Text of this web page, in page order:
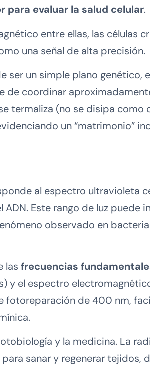
para evaluar la salud celular.
entre ellas, las células
una señal de alta precisión.
ser un simple plano genético,
de coordinar
termaliza (no se disipa como
un “matrimonio”
al espectro ultravioleta
Este rango de luz puede
observado en
las frecuencias
y el espectro
fotoreparación de 400 nm,
y la medicina. La
sanar y regenerar tejidos,